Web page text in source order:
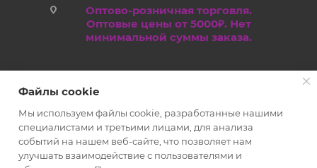
Оптово-розничная торговля.
Оптовые цены от 5000₽. Нет
минимальной суммы заказа.
Файлы cookie
Мы используем файлы cookie, разработанные нашими
специалистами и третьими лицами, для анализа
событий на нашем веб-сайте, что позволяет нам
улучшать взаимодействие с пользователями и